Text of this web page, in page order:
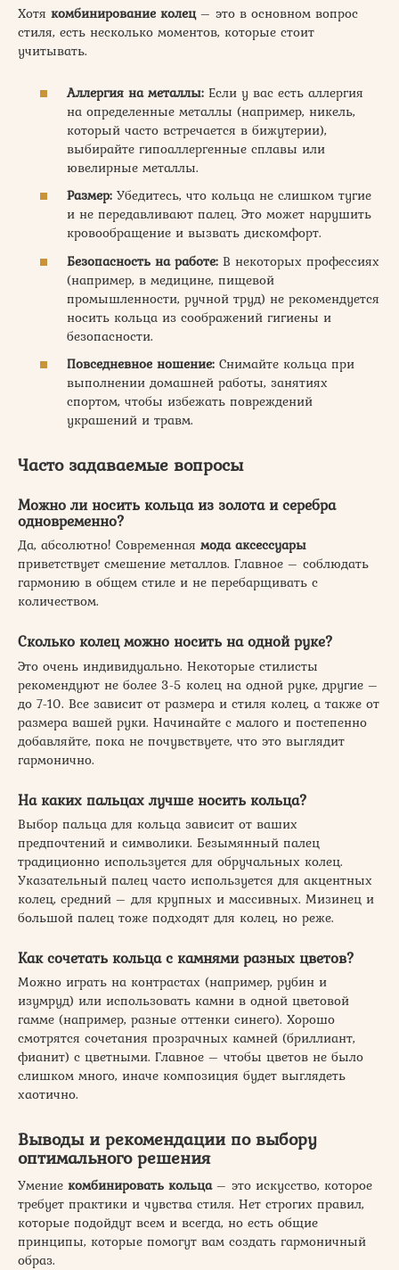
Хотя комбинирование колец– это в основном вопрос
стиля, есть несколько моментов, которые стоит
учитывать.
Аллергия на металлы: Если у вас есть аллергия
на определенные металлы (например, никель,
который часто встречается в бижутерии),
выбирайте гипоаллергенные сплавы или
ювелирные металлы.
Размер: Убедитесь, что кольца не слишком тугие
и не передавливают палец. Это может нарушить
кровообращение и вызвать дискомфорт.
Безопасность на работе: В некоторых профессиях
(например, в медицине, пищевой
промышленности, ручной труд) не рекомендуется
носить кольца из соображений гигиены и
безопасности.
Повседневное ношение: Снимайте кольца при
выполнении домашней работы, занятиях
спортом, чтобы избежать повреждений
украшений и травм.
Часто задаваемые вопросы
Можно ли носить кольца из золота и серебра
одновременно?
Да, абсолютно! Современная мода аксессуары
приветствует смешение металлов. Главное – соблюдать
гармонию в общем стиле и не перебарщивать с
количеством.
Сколько колец можно носить на одной руке?
Это очень индивидуально. Некоторые стилисты
рекомендуют не более 3-5 колец на одной руке, другие –
до 7-10. Все зависит от размера и стиля колец, а также от
размера вашей руки. Начинайте с малого и постепенно
добавляйте, пока не почувствуете, что это выглядит
гармонично.
На каких пальцах лучше носить кольца?
Выбор пальца для кольца зависит от ваших
предпочтений и символики. Безымянный палец
традиционно используется для обручальных колец.
Указательный палец часто используется для акцентных
колец, средний – для крупных и массивных. Мизинец и
большой палец тоже подходят для колец, но реже.
Как сочетать кольца с камнями разных цветов?
Можно играть на контрастах (например, рубин и
изумруд) или использовать камни в одной цветовой
гамме (например, разные оттенки синего). Хорошо
смотрятся сочетания прозрачных камней (бриллиант,
фианит) с цветными. Главное – чтобы цветов не было
слишком много, иначе композиция будет выглядеть
хаотично.
Выводы и рекомендации по выбору
оптимального решения
Умение комбинировать кольца– это искусство, которое
требует практики и чувства стиля. Нет строгих правил,
которые подойдут всем и всегда, но есть общие
принципы, которые помогут вам создать гармоничный
образ.